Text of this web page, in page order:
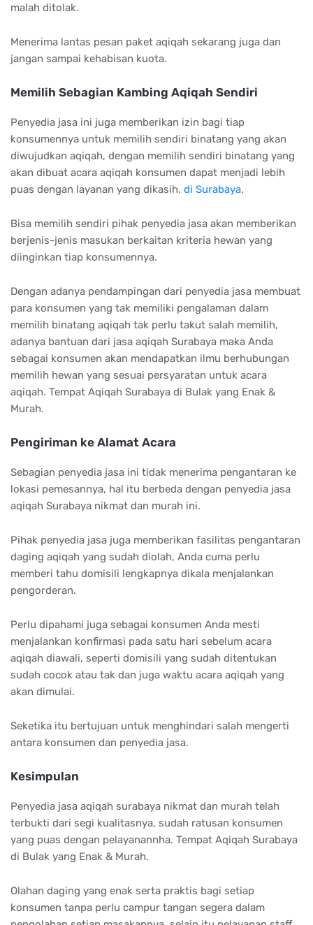
malah ditolak.
Menerima lantas pesan paket aqiqah sekarang juga dan
jangan sampai kehabisan kuota.
Memilih Sebagian Kambing Aqiqah Sendiri
Penyedia jasa ini juga memberikan izin bagi tiap
konsumennya untuk memilih sendiri binatang yang akan
diwujudkan aqiqah, dengan memilih sendiri binatang yang
akan dibuat acara aqiqah konsumen dapat menjadi lebih
puas dengan layanan yang dikasih. di Surabaya.
Bisa memilih sendiri pihak penyedia jasa akan memberikan
berjenis-jenis masukan berkaitan kriteria hewan yang
diinginkan tiap konsumennya.
Dengan adanya pendampingan dari penyedia jasa membuat
para konsumen yang tak memiliki pengalaman dalam
memilih binatang aqiqah tak perlu takut salah memilih,
adanya bantuan dari jasa aqiqah Surabaya maka Anda
sebagai konsumen akan mendapatkan ilmu berhubungan
memilih hewan yang sesuai persyaratan untuk acara
aqiqah. Tempat Aqiqah Surabaya di Bulak yang Enak &
Murah.
Pengiriman ke Alamat Acara
Sebagian penyedia jasa ini tidak menerima pengantaran ke
lokasi pemesannya, hal itu berbeda dengan penyedia jasa
aqiqah Surabaya nikmat dan murah ini.
Pihak penyedia jasa juga memberikan fasilitas pengantaran
daging aqiqah yang sudah diolah, Anda cuma perlu
memberi tahu domisili lengkapnya dikala menjalankan
pengorderan.
Perlu dipahami juga sebagai konsumen Anda mesti
menjalankan konfirmasi pada satu hari sebelum acara
aqiqah diawali, seperti domisili yang sudah ditentukan
sudah cocok atau tak dan juga waktu acara aqiqah yang
akan dimulai.
Seketika itu bertujuan untuk menghindari salah mengerti
antara konsumen dan penyedia jasa.
Kesimpulan
Penyedia jasa aqiqah surabaya nikmat dan murah telah
terbukti dari segi kualitasnya, sudah ratusan konsumen
yang puas dengan pelayanannha. Tempat Aqiqah Surabaya
di Bulak yang Enak & Murah.
Olahan daging yang enak serta praktis bagi setiap
konsumen tanpa perlu campur tangan segera dalam